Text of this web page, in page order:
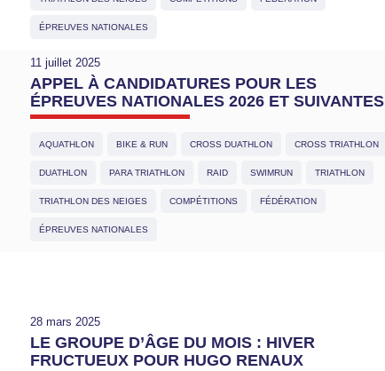
ÉPREUVES NATIONALES
11 juillet 2025
APPEL À CANDIDATURES POUR LES
ÉPREUVES NATIONALES 2026 ET SUIVANTES
AQUATHLON BIKE & RUN CROSS DUATHLON CROSS TRIATHLON
DUATHLON PARA TRIATHLON RAID SWIMRUN TRIATHLON
TRIATHLON DES NEIGES COMPÉTITIONS FÉDÉRATION
ÉPREUVES NATIONALES
28 mars 2025
LE GROUPE D’ÂGE DU MOIS : HIVER
FRUCTUEUX POUR HUGO RENAUX